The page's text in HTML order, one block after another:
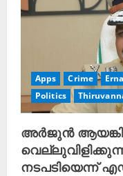
Apps Crime
Politics
അർജുൻ
നടപടിയെന്ന്